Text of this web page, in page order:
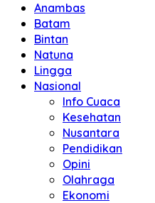
Anambas
Batam
Bintan
Natuna
Lingga
Nasional
Info Cuaca
Kesehatan
Nusantara
Pendidikan
Opini
Olahraga
Ekonomi